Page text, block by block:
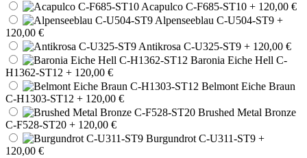
Acapulco C-F685-ST10 + 120,00 €
Alpenseeblau C-U504-ST9 +
120,00 €
Antikrosa C-U325-ST9 + 120,00 €
Baronia Eiche Hell C-
H1362-ST12 + 120,00 €
Belmont Eiche Braun
C-H1303-ST12 + 120,00 €
Brushed Metal Bronze
C-F528-ST20 + 120,00 €
Burgundrot C-U311-ST9 +
120,00 €